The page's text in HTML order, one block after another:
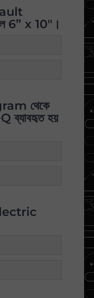
6” x 10"।
থেকে
ব্যাবহৃত হয়